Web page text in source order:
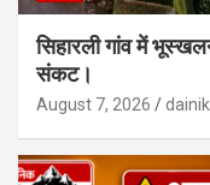
सिहारली गांव में
संकट।
August 7, 2026